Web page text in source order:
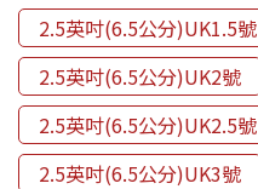
2.5英吋(6.5公分)UK1.5號
2.5英吋(6.5公分)UK2號
2.5英吋(6.5公分)UK2.5號
2.5英吋(6.5公分)UK3號